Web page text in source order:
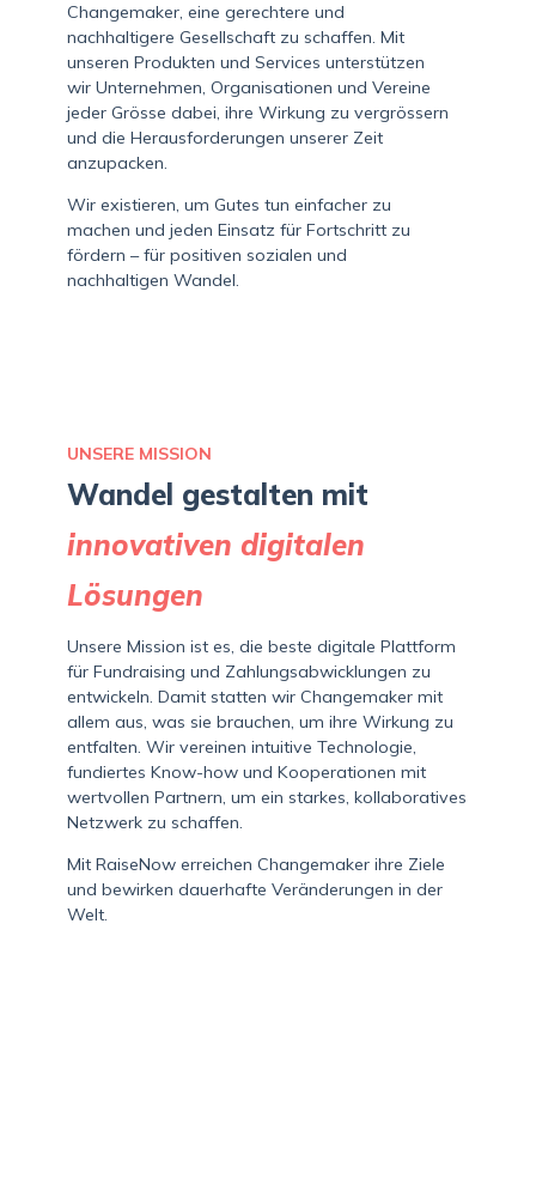
Changemaker, eine gerechtere und
nachhaltigere Gesellschaft zu schaffen. Mit
unseren Produkten und Services unterstützen
wir Unternehmen, Organisationen und Vereine
jeder Grösse dabei, ihre Wirkung zu vergrössern
und die Herausforderungen unserer Zeit
anzupacken.
Wir existieren, um Gutes tun einfacher zu
machen und jeden Einsatz für Fortschritt zu
fördern – für positiven sozialen und
nachhaltigen Wandel.
UNSERE MISSION
Wandel gestalten mit
innovativen digitalen
Lösungen
Unsere Mission ist es, die beste digitale Plattform
für Fundraising und Zahlungsabwicklungen zu
entwickeln. Damit statten wir Changemaker mit
allem aus, was sie brauchen, um ihre Wirkung zu
entfalten. Wir vereinen intuitive Technologie,
fundiertes Know-how und Kooperationen mit
wertvollen Partnern, um ein starkes, kollaboratives
Netzwerk zu schaffen.
Mit RaiseNow erreichen Changemaker ihre Ziele
und bewirken dauerhafte Veränderungen in der
Welt.